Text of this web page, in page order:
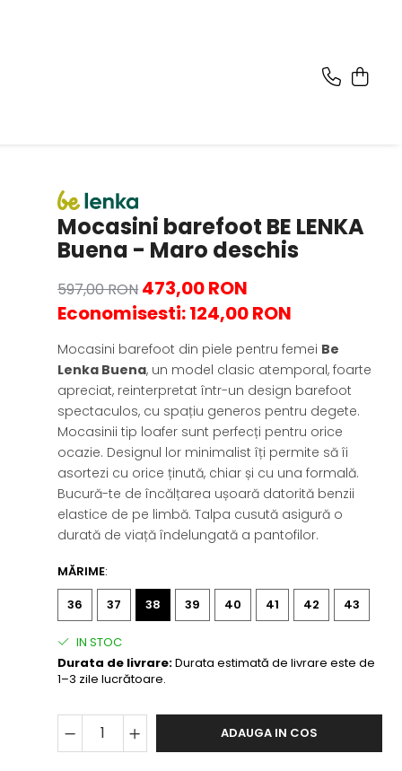
Mocasini barefoot BE LENKA
Buena - Maro deschis
597,00 RON 473,00 RON
Economisesti:124,00RON
Mocasini barefoot din piele pentru femei Be
Lenka Buena, un model clasic atemporal, foarte
apreciat, reinterpretat într-un design barefoot
spectaculos, cu spațiu generos pentru degete.
Mocasinii tip loafer sunt perfecți pentru orice
ocazie. Designul lor minimalist îți permite să îi
asortezi cu orice ținută, chiar și cu una formală.
Bucură-te de încălțarea ușoară datorită benzii
elastice de pe limbă. Talpa cusută asigură o
durată de viață îndelungată a pantofilor.
MĂRIME:
36
37 38 39 40 41 42 43
IN STOC
Durata de livrare:Durata estimată de livrare este de
1–3 zile lucrătoare.
ADAUGA IN COS